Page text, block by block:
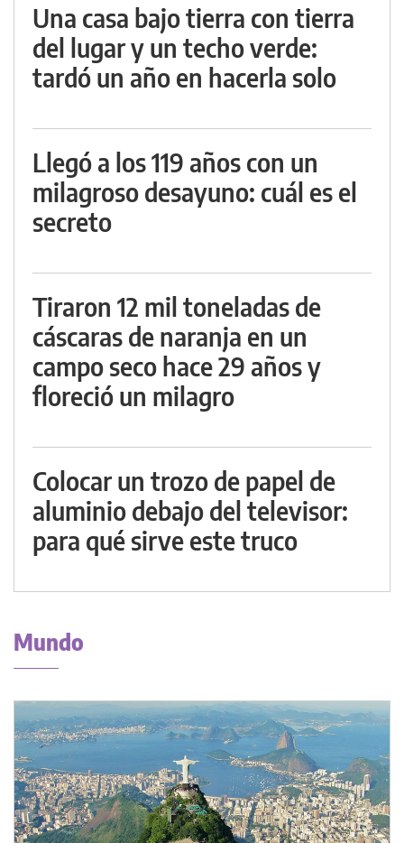
Una casa bajo tierra con tierra
del lugar y un techo verde:
tardó un año en hacerla solo
Llegó a los 119 años con un
milagroso desayuno: cuál es el
secreto
Tiraron 12 mil toneladas de
cáscaras de naranja en un
campo seco hace 29 años y
floreció un milagro
Colocar un trozo de papel de
aluminio debajo del televisor:
para qué sirve este truco
Mundo